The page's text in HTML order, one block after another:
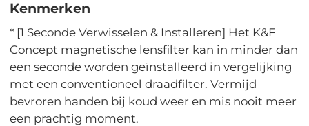
Kenmerken
* [1 Seconde Verwisselen & Installeren] Het K&F
Concept magnetische lensfilter kan in minder dan
een seconde worden geïnstalleerd in vergelijking
met een conventioneel draadfilter. Vermijd
bevroren handen bij koud weer en mis nooit meer
een prachtig moment.